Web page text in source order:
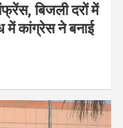
बिजली दरों में
में कांग्रेस ने बनाई